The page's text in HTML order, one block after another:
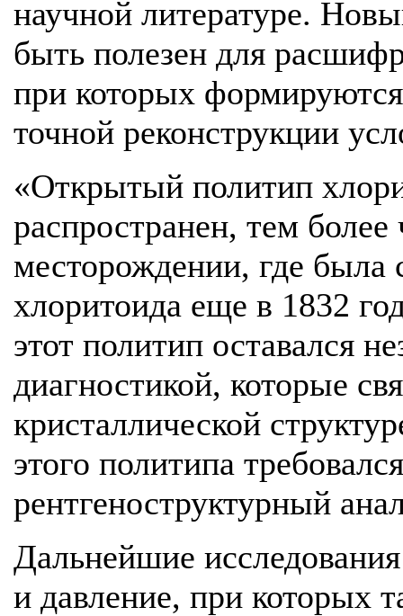
научной литературе.
быть полезен для
при которых
точной реконструкции
«Открытый политип
распространен, тем
месторождении, где была
хлоритоида еще в 1832
этот политип оставался
диагностикой, которые
кристаллической
этого политипа
рентгеноструктурный
Дальнейшие
и давление, при которых